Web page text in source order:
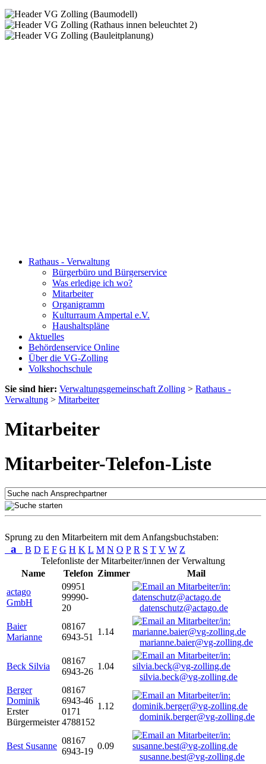
Rathaus - Verwaltung
Bürgerbüro und Bürgerservice
Was erledige ich wo?
Mitarbeiter
Organigramm
Kulturraum Ampertal e.V.
Haushaltspläne
Aktuelles
Behördenservice Online
Über die VG-Zolling
Volkshochschule
Sie sind hier: Verwaltungsgemeinschaft Zolling > Rathaus -
Verwaltung > Mitarbeiter
Mitarbeiter
Mitarbeiter-Telefon-Liste
Sprung zu den Mitarbeitern mit dem Anfangsbuchstaben:
a B D E F G H K L M N O P R S T V W Z
Telefonliste der Mitarbeiter/innen der Verwaltung
Name
Telefon Zimmer
Mail
actago
GmbH
09951
99990-
20
datenschutz@actago.de
Baier
Marianne
08167
6943-51
1.14
marianne.baier@vg-zolling.de
Beck Silvia
08167
6943-26
1.04
silvia.beck@vg-zolling.de
Berger
Dominik
Erster
Bürgermeister
08167
6943-46
0171
4788152
1.12
dominik.berger@vg-zolling.de
Best Susanne
08167
6943-19
0.09
susanne.best@vg-zolling.de